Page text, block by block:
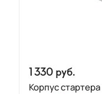
1 330 руб.